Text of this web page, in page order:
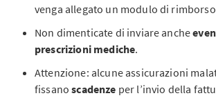
venga allegato un modulo di
Non dimenticate di inviare anche
prescrizioni mediche.
Attenzione: alcune assicurazioni
fissanoscadenze per l’invio della